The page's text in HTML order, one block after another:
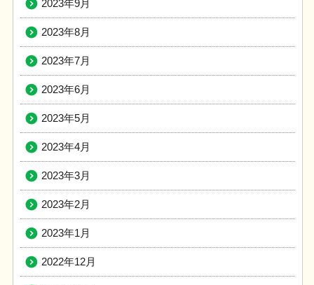
2023年9月
2023年8月
2023年7月
2023年6月
2023年5月
2023年4月
2023年3月
2023年2月
2023年1月
2022年12月